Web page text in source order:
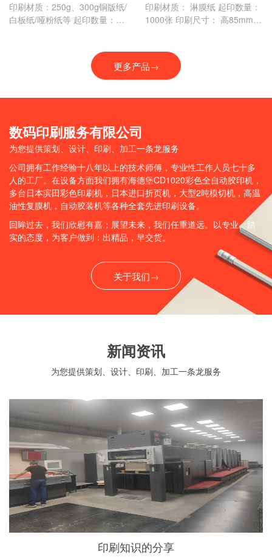
印刷材质：250g、300g铜版纸/
白板纸/哑粉纸等 起印数量：10
m(宽)*450mm(高)*90mm(侧
面)、正2开：280mm(宽)*420
印刷材质： 淋膜纸 起印数量：
1000张 印刷尺寸： 高85mm杯
更多产品→
数码印刷服务有限公司
为您提供策划、设计、印刷、加工一条龙服务
公司拥有工作经验十八年以上的技术师傅，专业性工作人员七十多
人的工厂。在设备方面我们拥有海德堡CD1020彩色全自动胶印机，
多台日本滨田彩色印刷机，日本进口折页机，大型2吨模切机，高温
油性复膜机，自动胶装机等各种全套先进印刷设备。
回眸过去，我们欣慰有嘉；展望未来，我们任重道远。以专业、踏
实的态度，为客户做到：出精品，早交货。
关于我们→
新闻资讯
为您提供策划、设计、印刷、加工一条龙服务
印刷知识的分享